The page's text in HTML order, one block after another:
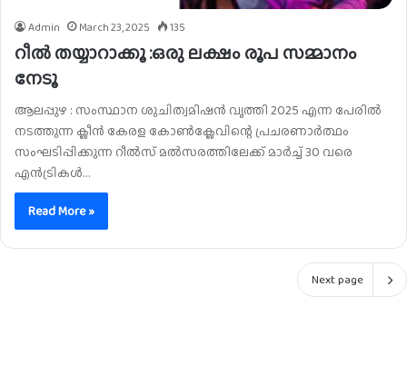
Admin March 23, 2025 135
റീൽ തയ്യാറാക്കൂ :ഒരു ലക്ഷം രൂപ സമ്മാനം
നേടൂ
ആലപ്പുഴ : സംസ്ഥാന ശുചിത്വമിഷൻ വൃത്തി 2025 എന്ന പേരിൽ
നടത്തുന്ന ക്ലീൻ കേരള കോൺക്ലേവിന്റെ പ്രചരണാർത്ഥം
സംഘടിപ്പിക്കുന്ന റീല്‍സ് മല്‍സരത്തിലേക്ക് മാര്‍ച്ച് 30 വരെ
എന്‍ട്രികള്‍…
Read More »
Next page